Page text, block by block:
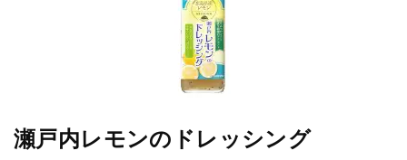
瀬戸内レモンのドレッシング